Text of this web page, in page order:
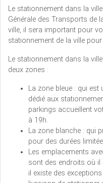
Le stationnement dans la
Générale des Transports de
ville, il sera important pour
stationnement de la ville
Le stationnement dans la
deux zones :
La zone bleue : qui
dédié aux
parkings accueillent
à 19h.
La zone blanche : qui
pour des durées
Les emplacements
sont des endroits où il
il existe des